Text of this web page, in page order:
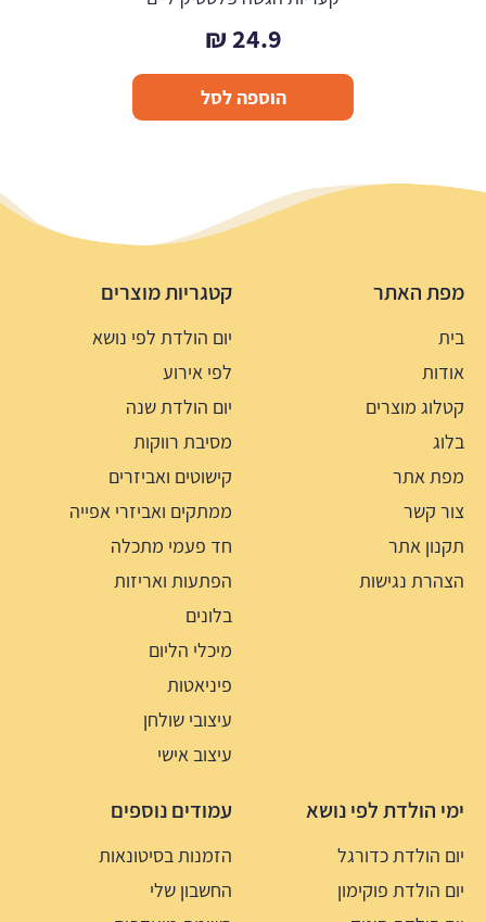
24.9
₪
הוספה לסל
מפת האתר
בית
אודות
קטלוג מוצרים
בלוג
מפת אתר
צור קשר
תקנון אתר
הצהרת נגישות
קטגריות מוצרים
יום הולדת לפי נושא
לפי אירוע
יום הולדת שנה
מסיבת רווקות
קישוטים ואביזרים
ממתקים ואביזרי אפייה
חד פעמי מתכלה
הפתעות ואריזות
בלונים
מיכלי הליום
פיניאטות
עיצובי שולחן
עיצוב אישי
ימי הולדת לפי נושא
יום הולדת כדורגל
יום הולדת פוקימון
עמודים נוספים
הזמנות בסיטונאות
החשבון שלי